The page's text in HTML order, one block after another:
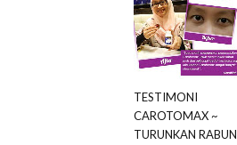
TESTIMONI
CAROTOMAX ~
TURUNKAN RABUN